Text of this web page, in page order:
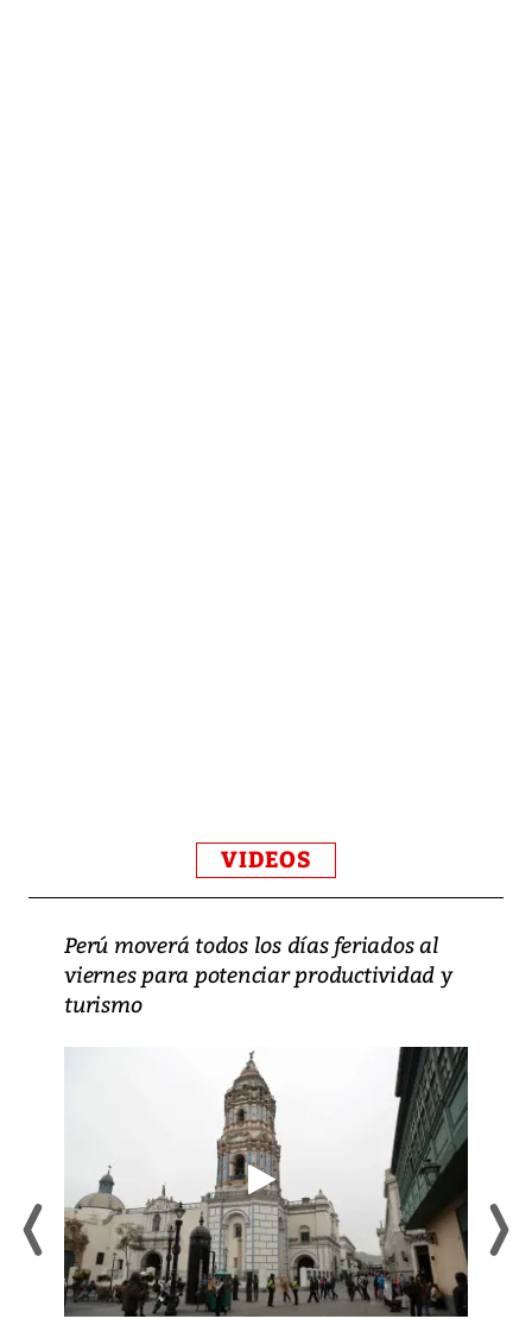
VIDEOS
Perú moverá todos los días feriados al
viernes para potenciar productividad y
turismo